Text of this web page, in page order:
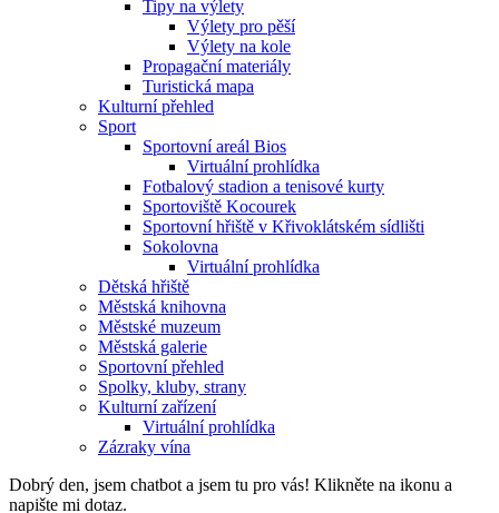
Tipy na výlety
Výlety pro pěší
Výlety na kole
Propagační materiály
Turistická mapa
Kulturní přehled
Sport
Sportovní areál Bios
Virtuální prohlídka
Fotbalový stadion a tenisové kurty
Sportoviště Kocourek
Sportovní hřiště v Křivoklátském sídlišti
Sokolovna
Virtuální prohlídka
Dětská hřiště
Městská knihovna
Městské muzeum
Městská galerie
Sportovní přehled
Spolky, kluby, strany
Kulturní zařízení
Virtuální prohlídka
Zázraky vína
Dobrý den, jsem chatbot a jsem tu pro vás! Klikněte na ikonu a
napište mi dotaz.